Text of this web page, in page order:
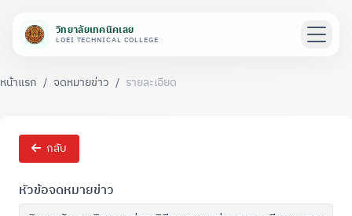
วิทยาลัยเทคนิคเลย
LOEI TECHNICAL COLLEGE
หน้าแรก / จดหมายข่าว / รายละเอียด
กลับ
หัวข้อจดหมายข่าว